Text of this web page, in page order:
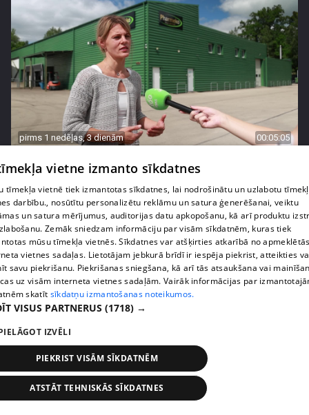
pirms 1 nedēļas, 3 dienām 00:05:05
Melleņu zelta drudzis: kas nosaka iepirkuma
cenu?
409. epizode
Ogas un sēnes šogad dārgākas, bet uzpirkšanas
vietne izmanto sīkdatnes
tīmekļa vietnē tiek izmantotas sīkdatnes, lai nodrošinātu un uzlabotu
darbību., nosūtītu personalizētu reklāmu un satura ģenerēšanai, veiktu
un satura mērījumus, auditorijas datu apkopošanu, kā arī produktu
Zemāk sniedzam informāciju par visām sīkdatnēm, kuras tiek
mūsu tīmekļa vietnēs. Sīkdatnes var atšķirties atkarībā no
vietnes sadaļas. Lietotājam jebkurā brīdī ir iespēja piekrist, atteikties
savu piekrišanu. Piekrišanas sniegšana, kā arī tās atsaukšana vai
uz visām interneta vietnes sadaļām. Vairāk informācijas par
skatīt sīkdatņu izmantošanas noteikumos.
VISUS PARTNERUS (1718) →
IZVĒLI
PIEKRIST VISĀM SĪKDATNĒM
ATSTĀT TEHNISKĀS SĪKDATNES